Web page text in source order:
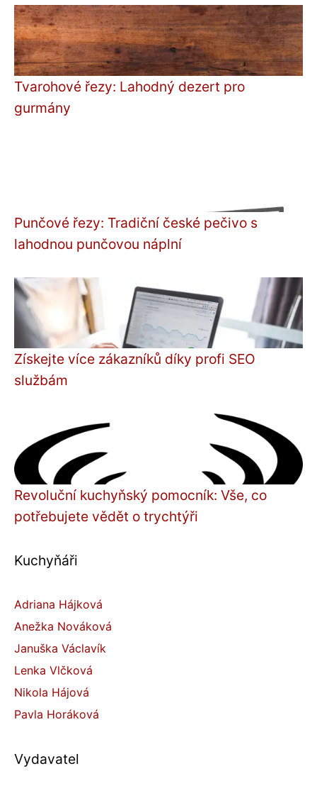
Tvarohové řezy: Lahodný dezert pro
gurmány
Punčové řezy: Tradiční české pečivo s
lahodnou punčovou náplní
Získejte více zákazníků díky profi SEO
službám
Revoluční kuchyňský pomocník: Vše, co
potřebujete vědět o trychtýři
Kuchyňáři
Adriana Hájková
Anežka Nováková
Januška Václavík
Lenka Vlčková
Nikola Hájová
Pavla Horáková
Vydavatel